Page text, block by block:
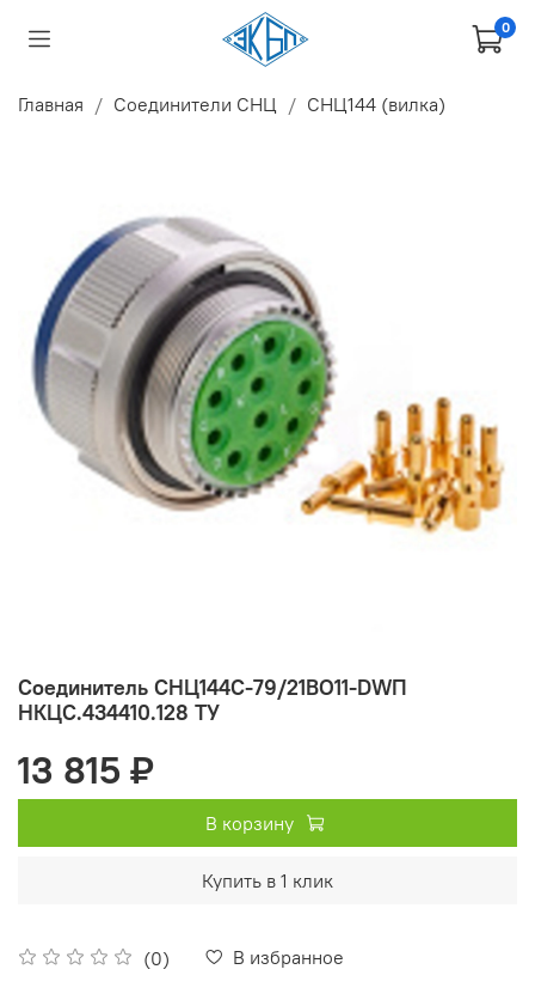
0
Главная Соединители СНЦ СНЦ144 (вилка)
Соединитель СНЦ144С-79/21ВО11-DWП
НКЦС.434410.128 ТУ
(0) В избранное
13 815 ₽
В корзину
Купить в 1 клик